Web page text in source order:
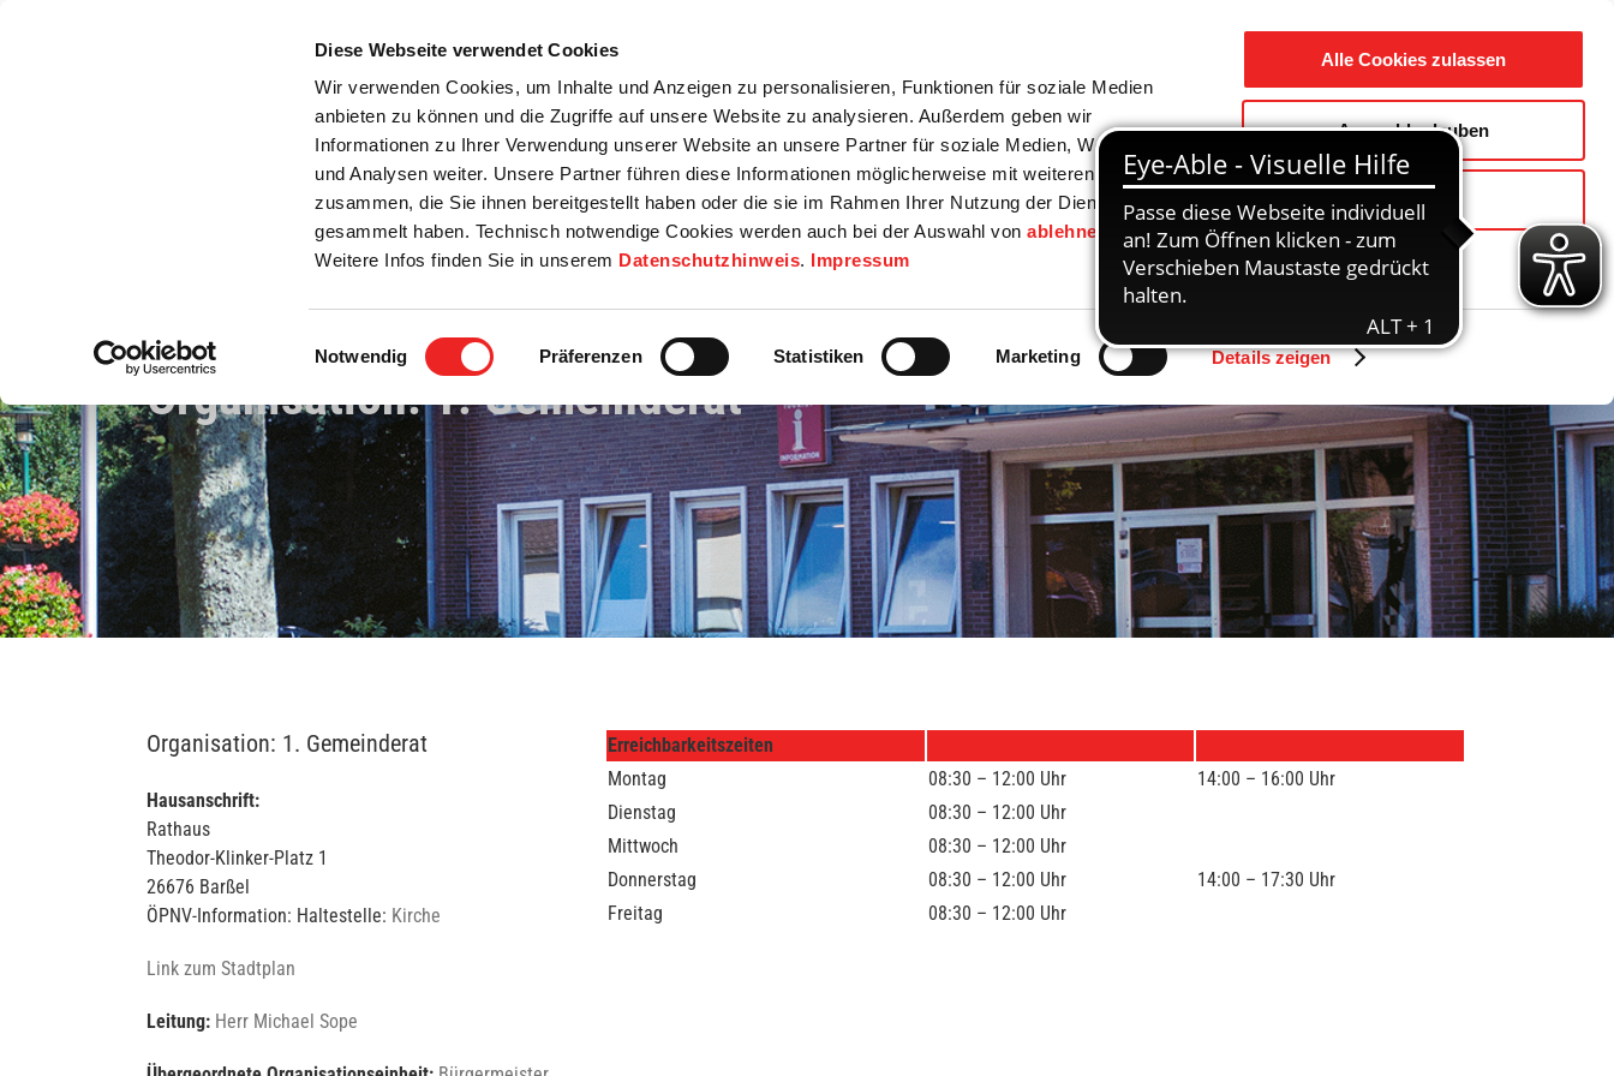
Diese Webseite verwendet Cookies
Wir verwenden Cookies, um Inhalte und Anzeigen zu personalisieren, Funktionen für soziale Medien
anbieten zu können und die Zugriffe auf unsere Website zu analysieren. Außerdem geben wir
Informationen zu Ihrer Verwendung unserer Website an unsere Partner für soziale Medien, Werbung
und Analysen weiter. Unsere Partner führen diese Informationen möglicherweise mit weiteren Daten
zusammen, die Sie ihnen bereitgestellt haben oder die sie im Rahmen Ihrer Nutzung der Dienste
gesammelt haben. Technisch notwendige Cookies werden auch bei der Auswahl vonablehnen
gesetzt.
Weitere Infos finden Sie in unserem Datenschutzhinweis. Impressum
Einwilligungsauswahl
Notwendig Präferenzen Statistiken Marketing Details zeigen
Alle Cookies zulassen
Auswahl erlauben
Ablehnen
Startseite
Bürgerservice Rats- / Bürgerinfo Wirtschaft / Wohnen Bildung / Soziales Touristik / Freizeit Gemeinde / Geschichte
Organisation: 1. Gemeinderat
Organisation: 1. Gemeinderat
Hausanschrift:
Rathaus
Theodor-Klinker-Platz 1
26676 Barßel
ÖPNV-Information: Haltestelle: Kirche
Link zum Stadtplan
Leitung: Herr Michael Sope
Erreichbarkeitszeiten
Montag
08:30 – 12:00 Uhr
14:00 – 16:00 Uhr
Dienstag
08:30 – 12:00 Uhr
Mittwoch
08:30 – 12:00 Uhr
Donnerstag
08:30 – 12:00 Uhr
14:00 – 17:30 Uhr
Freitag
08:30 – 12:00 Uhr